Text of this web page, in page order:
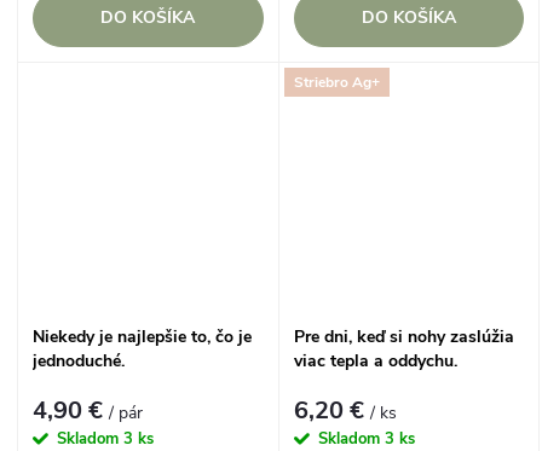
DO KOŠÍKA DO KOŠÍKA
Niekedy je najlepšie to, čo je
jednoduché.
4,90 €/ pár
Skladom 3 ks
Striebro Ag+
Pre dni, keď si nohy zaslúžia
viac tepla a oddychu.
6,20 €/ ks
Skladom 3 ks